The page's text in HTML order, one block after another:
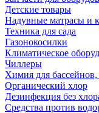
Детские товары
Надувные матрасы и
Техника для сада
Газонокосилки
Климатическое
Чиллеры
Химия для
Органический хлор
Дезинфекция без
Средства против